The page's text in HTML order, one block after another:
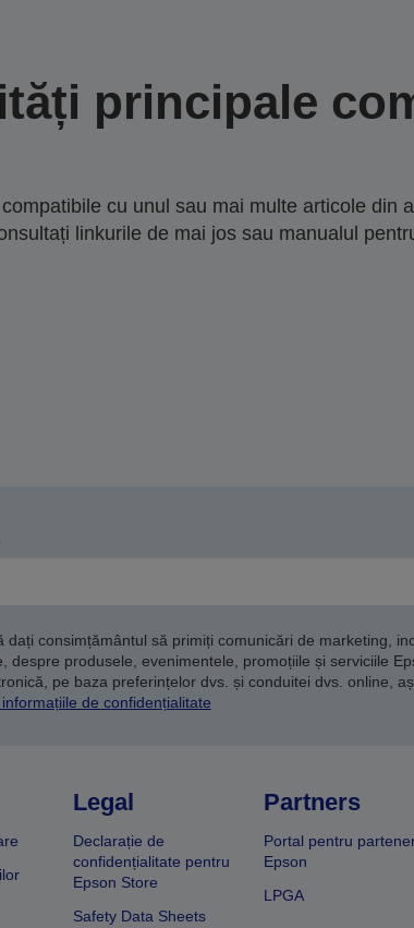
principale
cu unul sau mai multe articole din
linkurile de mai jos sau manualul
consimțământul să primiți comunicări de marketing,
despre produsele, evenimentele, promoțiile și serviciile
pe baza preferințelor dvs. și conduitei dvs. online,
de confidențialitate
Legal
Declarație de
confidențialitate pentru
Epson Store
Safety Data Sheets
Partners
Portal pentru
Epson
LPGA